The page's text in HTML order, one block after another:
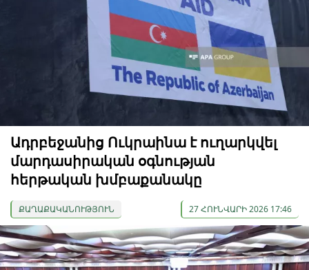
Ադրբեջանից Ուկրաինա է ուղարկվել
մարդասիրական օգնության
հերթական խմբաքանակը
ՔԱՂԱՔԱԿԱՆՈՒԹՅՈՒՆ 27 ՀՈՒՆՎԱՐԻ 2026 17:46